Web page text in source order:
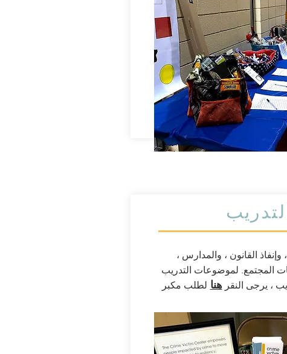
وإنفاذ القانون ، والمدارس ،
المجتمع. لموضوعات التدريب
، يرجى النقر هنا لطلب مكبر